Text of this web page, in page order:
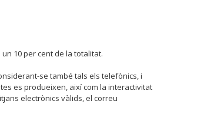
10 per cent de la totalitat.
se també tals els telefònics, i
es produeixen, així com la interactivitat
electrònics vàlids, el correu